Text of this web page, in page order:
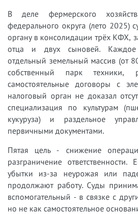
В деле фермерского
федерального округа (лето 2025)
органу в консолидации трёх КФХ,
отца и двух сыновей.
отдельный земельный массив (от
собственный парк техники,
самостоятельные договоры с
налоговый орган не доказал
специализация по культурам
кукуруза) и раздельное
первичными документами.
Пятая цель - снижение
разграничение
убытки из-за неурожая или
продолжают работу. Суды
вспомогательный - в связке с
но не как самостоятельное